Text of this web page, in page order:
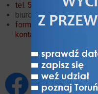
tel. 56 621 02 32
biuro@toruntour.pl
formularz
kontaktowy